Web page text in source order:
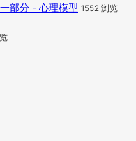
部分 - 心理模型 1552 浏览